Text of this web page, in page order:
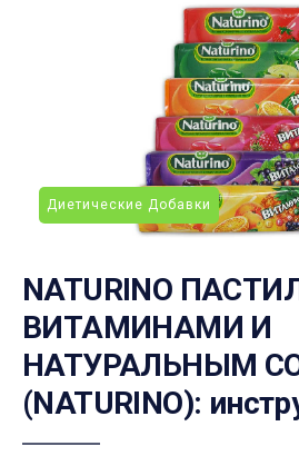
Диетические Добавки
NATURINO
ВИТАМИНАМИ И
НАТУРАЛЬНЫМ
(NATURINO):